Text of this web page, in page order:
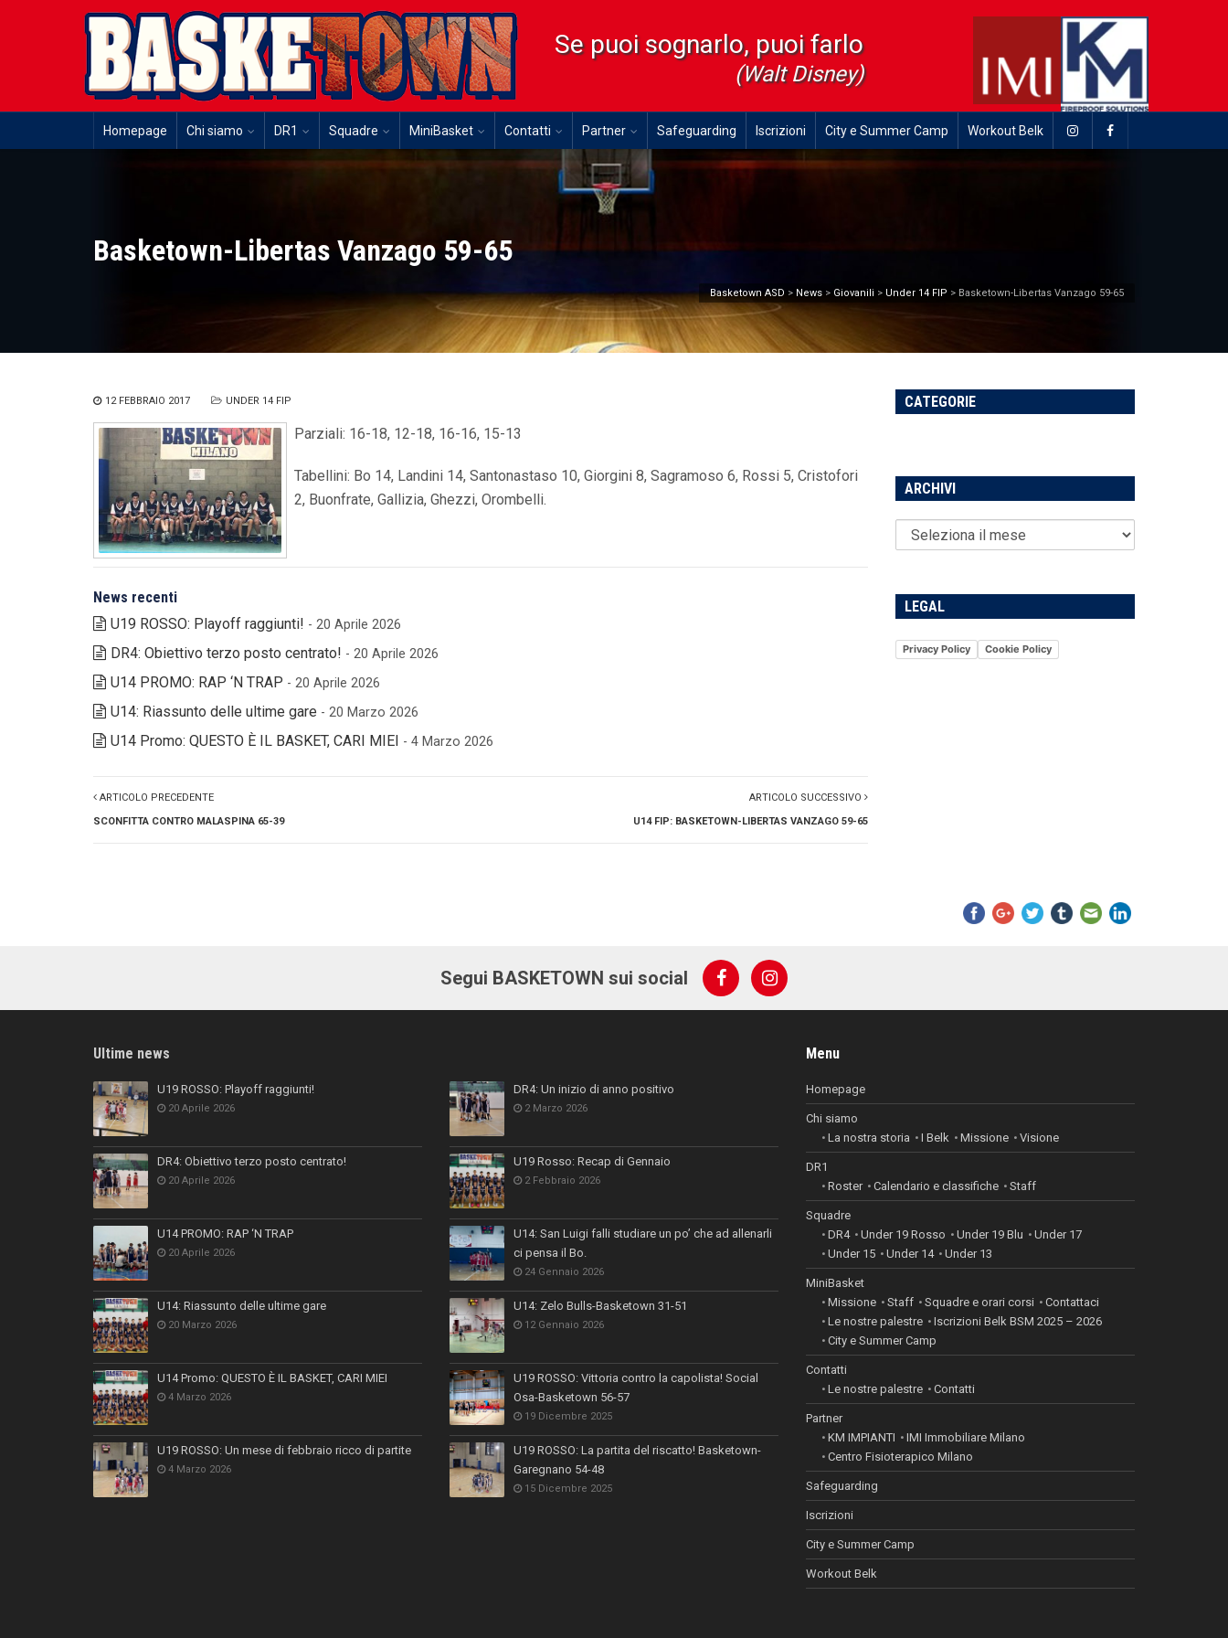
Se puoi sognarlo, puoi farlo
(Walt Disney)
Homepage Chi siamo DR1 Squadre MiniBasket Contatti Partner Safeguarding Iscrizioni City e Summer Camp Workout Belk
Basketown-Libertas Vanzago 59-65
Basketown ASD > News > Giovanili > Under 14 FIP > Basketown-Libertas Vanzago 59-65
12 FEBBRAIO 2017 UNDER 14 FIP
Parziali: 16-18, 12-18, 16-16, 15-13
Tabellini: Bo 14, Landini 14, Santonastaso 10, Giorgini 8, Sagramoso 6, Rossi 5, Cristofori
2, Buonfrate, Gallizia, Ghezzi, Orombelli.
News recenti
U19 ROSSO: Playoff raggiunti! - 20 Aprile 2026
DR4: Obiettivo terzo posto centrato! - 20 Aprile 2026
U14 PROMO: RAP ‘N TRAP - 20 Aprile 2026
U14: Riassunto delle ultime gare - 20 Marzo 2026
U14 Promo: QUESTO È IL BASKET, CARI MIEI - 4 Marzo 2026
ARTICOLO PRECEDENTE
SCONFITTA CONTRO MALASPINA 65-39
ARTICOLO SUCCESSIVO
U14 FIP: BASKETOWN-LIBERTAS VANZAGO 59-65
CATEGORIE
ARCHIVI
LEGAL
Privacy Policy Cookie Policy
Segui BASKETOWN sui social
Ultime news
U19 ROSSO: Playoff raggiunti!
20 Aprile 2026
DR4: Obiettivo terzo posto centrato!
20 Aprile 2026
U14 PROMO: RAP ‘N TRAP
20 Aprile 2026
U14: Riassunto delle ultime gare
20 Marzo 2026
U14 Promo: QUESTO È IL BASKET, CARI MIEI
4 Marzo 2026
U19 ROSSO: Un mese di febbraio ricco di partite
4 Marzo 2026
DR4: Un inizio di anno positivo
2 Marzo 2026
U19 Rosso: Recap di Gennaio
2 Febbraio 2026
U14: San Luigi falli studiare un po’ che ad allenarli
ci pensa il Bo.
24 Gennaio 2026
U14: Zelo Bulls-Basketown 31-51
12 Gennaio 2026
U19 ROSSO: Vittoria contro la capolista! Social
Osa-Basketown 56-57
19 Dicembre 2025
U19 ROSSO: La partita del riscatto! Basketown-
Garegnano 54-48
15 Dicembre 2025
Menu
Homepage
Chi siamo
La nostra storia
I Belk Missione Visione
DR1
Roster
Calendario e classifiche Staff
Squadre
DR4
Under 19 Rosso Under 19 Blu
Under 17
Under 15
Under 14 Under 13
MiniBasket
Missione
Staff Squadre e orari corsi
Contattaci
Le nostre palestre
Iscrizioni Belk BSM 2025 – 2026
City e Summer Camp
Contatti
Le nostre palestre
Contatti
Partner
KM IMPIANTI
IMI Immobiliare Milano
Centro Fisioterapico Milano
Safeguarding
Iscrizioni
City e Summer Camp
Workout Belk